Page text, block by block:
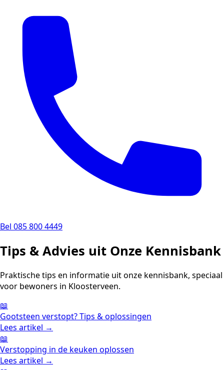
Bel 085 800 4449
Tips & Advies uit Onze Kennisbank
Praktische tips en informatie uit onze kennisbank, speciaal
voor bewoners in Kloosterveen.
📖
Gootsteen verstopt? Tips & oplossingen
Lees artikel →
📖
Verstopping in de keuken oplossen
Lees artikel →